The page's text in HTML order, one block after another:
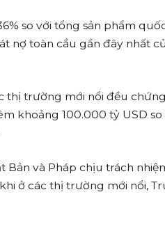
so với tổng sản phẩm
nợ toàn cầu gần đây nhất
thị trường mới nổi đều
khoảng 100.000 tỷ USD
và Pháp chịu trách
ở các thị trường mới nổi,